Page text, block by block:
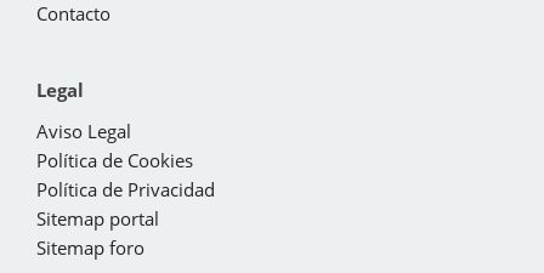
Contacto
Legal
Aviso Legal
Política de Cookies
Política de Privacidad
Sitemap portal
Sitemap foro